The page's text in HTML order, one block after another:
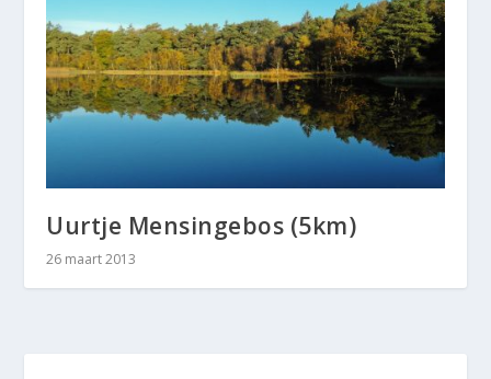
Uurtje Mensingebos (5km)
26 maart 2013